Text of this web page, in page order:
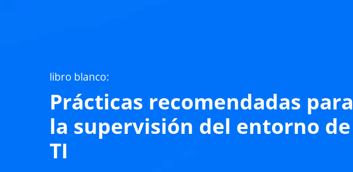
libro blanco:
Prácticas recomendadas para
la supervisión del entorno de
TI